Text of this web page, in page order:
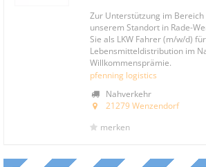
Zur Unterstützung im
unserem Standort in Rade-
Sie als LKW Fahrer (m/w/d) für
Lebensmitteldistribution im
Willkommensprämie.
pfenning logistics
Nahverkehr
21279 Wenzendorf
merken